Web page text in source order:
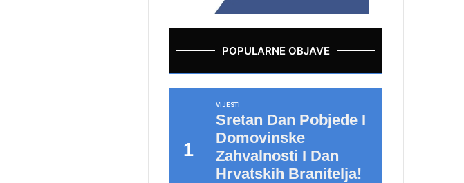
POPULARNE OBJAVE
VIJESTI
Sretan Dan Pobjede I
Domovinske
Zahvalnosti I Dan
Hrvatskih Branitelja!